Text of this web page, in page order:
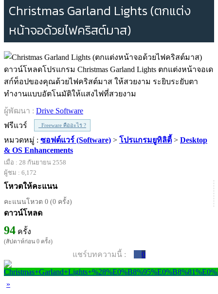
Christmas Garland Lights (ตกแต่ง
หน้าจอด้วยไฟคริสต์มาส)
ดาวน์โหลดโปรแกรม Christmas Garland Lights ตกแต่งหน้าจอเด
สก์ท็อปของคุณด้วยไฟคริสต์มาส ให้สวยงาม ระยิบระยับตา
ทำงานแบบอัตโนมัติให้แสงไฟที่สวยงาม
ผู้พัฒนา : Drive Software
ฟรีแวร์
Freeware คืออะไร ?
หมวดหมู่ : ซอฟต์แวร์ (Software) > โปรแกรมยูทิลิตี้ > Desktop
& OS Enhancements
เมื่อ : 28 กันยายน 2558
ผู้ชม : 6,172
โหวตให้คะแนน
คะแนนโหวต 0 (0 ครั้ง)
ดาวน์โหลด
94 ครั้ง
(สัปดาห์ก่อน 0 ครั้ง)
แชร์บทความนี้ : 0
»